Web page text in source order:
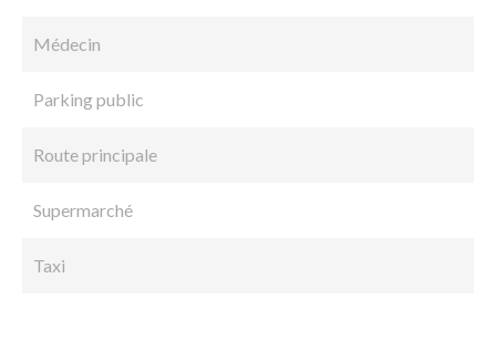
Médecin
Parking public
Route principale
Supermarché
Taxi